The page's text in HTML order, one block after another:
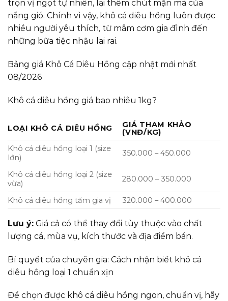
trọn vị ngọt tự nhiên, lại thêm chút mặn mà của
nắng gió. Chính vì vậy, khô cá diêu hồng luôn được
nhiều người yêu thích, từ mâm cơm gia đình đến
những bữa tiệc nhậu lai rai.
Bảng giá Khô Cá Diêu Hồng cập nhật mới nhất
08/2026
Khô cá diêu hồng giá bao nhiêu 1kg?
LOẠI KHÔ CÁ DIÊU HỒNG
GIÁ THAM KHẢO
(VNĐ/KG)
Khô cá diêu hồng loại 1 (size
lớn)
350.000 – 450.000
Khô cá diêu hồng loại 2 (size
vừa)
280.000 – 350.000
Khô cá diêu hồng tẩm gia vị 320.000 – 400.000
Lưu ý: Giá cả có thể thay đổi tùy thuộc vào chất
lượng cá, mùa vụ, kích thước và địa điểm bán.
Bí quyết của chuyên gia: Cách nhận biết khô cá
diêu hồng loại 1 chuẩn xịn
Để chọn được khô cá diêu hồng ngon, chuẩn vị, hãy